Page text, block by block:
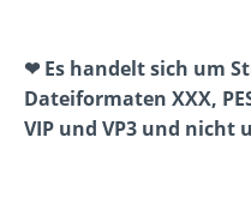
❤ Es handelt sich um
Dateiformaten XXX,
VIP und VP3 und nicht